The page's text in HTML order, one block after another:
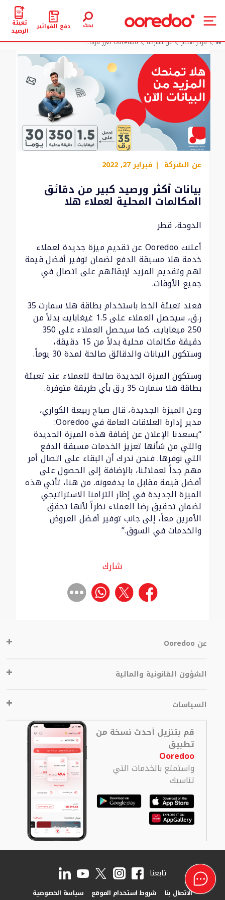
بحث دفع الفواتير تعبئة
الرصيد
مركز الأخبار
عن الشركة Ooredoo تعزز مزايا...
عن الشركة | فبراير 27, 2022
بيانات أكثر ورصيد كبير من دقائق
المكالمات المحلية لعملاء هلا
الدوحة، قطر
أعلنت Ooredoo عن تقديم ميزة جديدة لعملاء
خدمة هلا مسبقة الدفع لضمان توفير أفضل قيمة
لهم وتقديم المزيد لإبقائهم على اتصال في
جميع الأوقات.
فعند تعبئة الخط باستخدام بطاقة هلا سمارت 35
ر.ق، سيحصل العملاء على 1.5 غيغابايت بدلاً من
250 ميغابايت. كما سيحصل العملاء على 350
دقيقة مكالمات محلية بدلاً من 15 دقيقة،
وستكون البيانات والدقائق صالحة لمدة 30 يوماً.
وستكون الميزة الجديدة صالحة للعملاء عند تعبئة
بطاقة هلا سمارت 35 ر.ق بأي طريقة متوفرة.
وعن الميزة الجديدة، قال صباح ربيعة الكواري،
مدير إدارة العلاقات العامة في Ooredoo:
“يسعدنا الإعلان عن إضافة هذه الميزة الجديدة
والتي من شأنها تعزيز الخدمات مسبقة الدفع
التي نوفرها. فنحن ندرك أن البقاء على اتصال أمر
مهم جداً لعملائنا، بالإضافة إلى الحصول على
أفضل قيمة مقابل ما يدفعونه. من هنا، تأتي هذه
الميزة الجديدة في إطار التزامنا الاستراتيجي
لضمان تحقيق رضا العملاء نظراً لأنها تحقق
الأمرين معاً، إلى جانب توفير أفضل العروض
والخدمات في السوق.”
شارك
عن Ooredoo
الشؤون القانونية والمالية
السياسات
قم بتنزيل أحدث نسخة من
تطبيق
Ooredoo
واستمتع بالخدمات التي
تناسبك
تابعنا
الاتصال بنا شروط استخدام الموقع سياسة الخصوصية